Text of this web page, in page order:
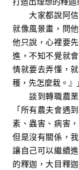
打造出理想的釋迦
大家都說阿信
就像風景畫，問
他只說，心裡要
進，不知不覺就
情就要去弄懂，
穫，先怎麼栽。』
談到轉職農業
「所有農夫會遇
素、蟲害、病害
但是沒有關係，
讓自己可以繼續
的釋迦，大目釋